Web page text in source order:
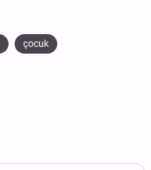
çocuk